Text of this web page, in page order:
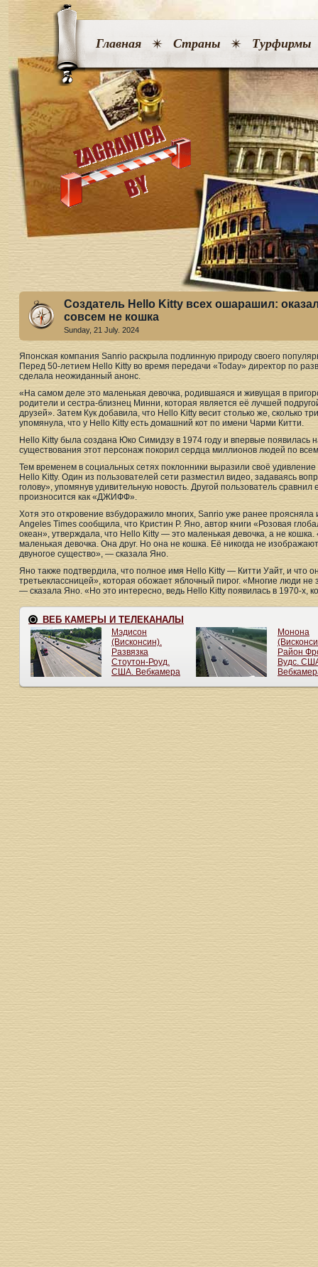
Главная Страны Турфирмы
Создатель Hello Kitty всех ошарашил:
совсем не кошка
Sunday, 21 July. 2024
Японская компания Sanrio раскрыла подлинную природу своего
Перед 50-летием Hello Kitty во время передачи «Today» директор по
сделала неожиданный анонс.
«На самом деле это маленькая девочка, родившаяся и живущая в
родители и сестра-близнец Минни, которая является её лучшей
друзей». Затем Кук добавила, что Hello Kitty весит столько же, сколько
упомянула, что у Hello Kitty есть домашний кот по имени Чарми Китти.
Hello Kitty была создана Юко Симидзу в 1974 году и впервые появилась
существования этот персонаж покорил сердца миллионов людей по
Тем временем в социальных сетях поклонники выразили своё
Hello Kitty. Один из пользователей сети разместил видео, задаваясь
голову», упомянув удивительную новость. Другой пользователь сравнил
произносится как «ДЖИФФ».
Хотя это откровение взбудоражило многих, Sanrio уже ранее
Angeles Times сообщила, что Кристин Р. Яно, автор книги «Розовая
океан», утверждала, что Hello Kitty — это маленькая девочка, а не
маленькая девочка. Она друг. Но она не кошка. Её никогда не
двуногое существо», — сказала Яно.
Яно также подтвердила, что полное имя Hello Kitty — Китти Уайт, и что
третьеклассницей», которая обожает яблочный пирог. «Многие люди
— сказала Яно. «Но это интересно, ведь Hello Kitty появилась в 1970-х,